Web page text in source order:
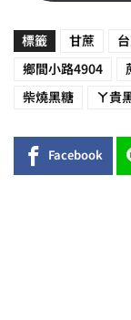
標籤 甘蔗
鄉間小路4904
柴燒黑糖 ㄚ貴
Facebook